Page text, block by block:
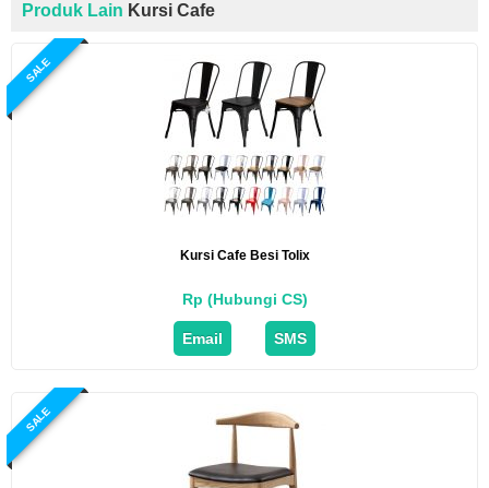
Produk Lain Kursi Cafe
SALE
Kursi Cafe Besi Tolix
Rp (Hubungi CS)
Email SMS
SALE